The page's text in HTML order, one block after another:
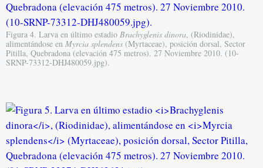
Figura 4. Larva en último estadio Brachyglenis dinora, (Riodinidae),
alimentándose en Myrcia splendens (Myrtaceae), posición dorsal, Sector
Pitilla, Quebradona (elevación 475 metros). 27 Noviembre 2010. (10-
SRNP-73312-DHJ480059.jpg).